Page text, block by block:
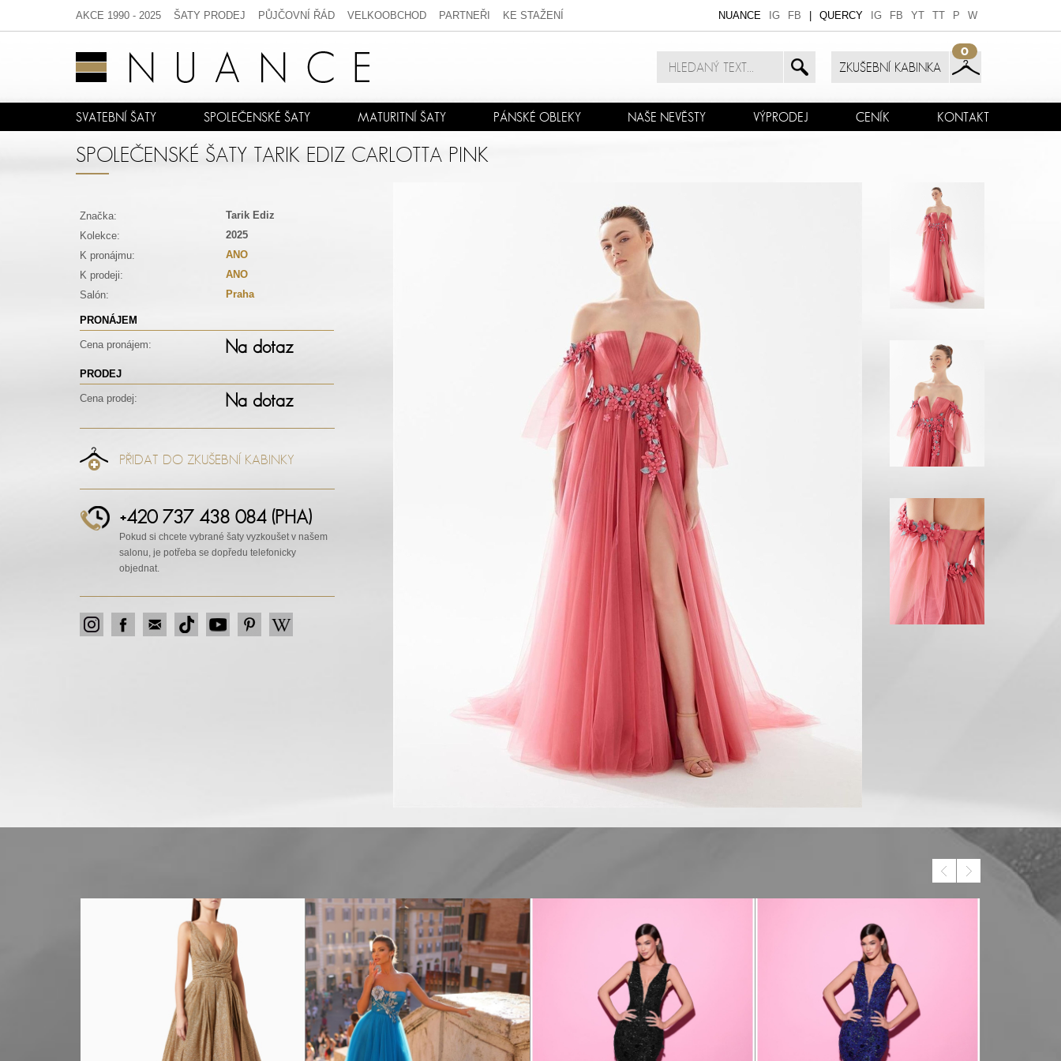
AKCE 1990 - 2025 ŠATY PRODEJ PŮJČOVNÍ ŘÁD VELKOOBCHOD PARTNEŘI KE STAŽENÍ NUANCE IG FB QUERCY IG FB YT TT P W
0
ZKUŠEBNÍ KABINKA
SVATEBNÍ ŠATY SPOLEČENSKÉ ŠATY MATURITNÍ ŠATY PÁNSKÉ OBLEKY NAŠE NEVĚSTY VÝPRODEJ CENÍK KONTAKT
SPOLEČENSKÉ ŠATY TARIK EDIZ CARLOTTA PINK
Značka:
Tarik Ediz
Kolekce:
2025
K pronájmu:
ANO
K prodeji:
ANO
Salón:
Praha
PRONÁJEM
Cena pronájem: Na dotaz
PRODEJ
Cena prodej: Na dotaz
PŘIDAT DO ZKUŠEBNÍ KABINKY
+420 737 438 084 (PHA)
Pokud si chcete vybrané šaty vyzkoušet v našem
salonu, je potřeba se dopředu telefonicky
objednat.